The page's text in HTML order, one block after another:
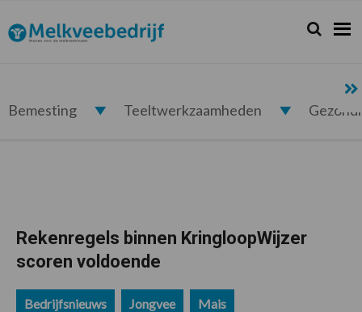
de
hoofdnavigatie
de
hoofd
de
eerste
de
voettekst
Melkveebedrijf.nl Zoeken...
Zoek
Bemesting Teeltwerkzaamheden
Rekenregels binnen KringloopWijzer
scoren voldoende
Bedrijfsnieuws Jongvee Mais